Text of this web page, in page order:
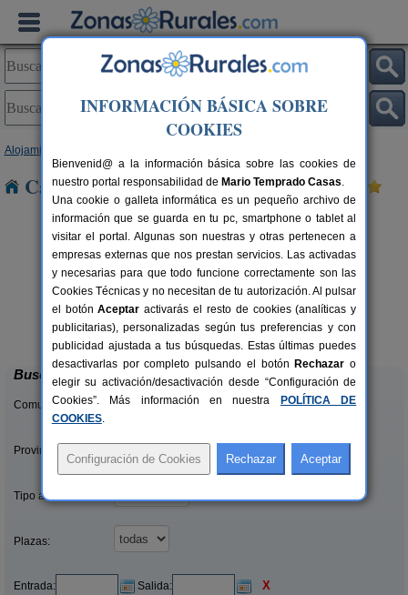
Alojamientos
Casas Rurales cerca de Donillas
8+1 pers.
desde27 €
Complejo Rural Aguas Frías
La Omañuela (León)
Buscar
Comunidades:
Provincias/Islas:
Tipo alquiler:
Plazas:
Entrada: Salida: X
INFORMACIÓN BÁSICA SOBRE
COOKIES
Bienvenid@ a la información básica sobre las cookies de
nuestro portal responsabilidad de Mario Temprado Casas.
Una cookie o galleta informática es un pequeño archivo de
información que se guarda en tu pc, smartphone o tablet al
visitar el portal. Algunas son nuestras y otras pertenecen a
empresas externas que nos prestan servicios. Las activadas
y necesarias para que todo funcione correctamente son las
Cookies Técnicas y no necesitan de tu autorización. Al pulsar
el botónAceptar activarás el resto de cookies (analíticas y
publicitarias), personalizadas según tus preferencias y con
publicidad ajustada a tus búsquedas. Estas últimas puedes
desactivarlas por completo pulsando el botón Rechazar o
elegir su activación/desactivación desde “Configuración de
Cookies”. Más información en nuestra
POLÍTICA DE
COOKIES.